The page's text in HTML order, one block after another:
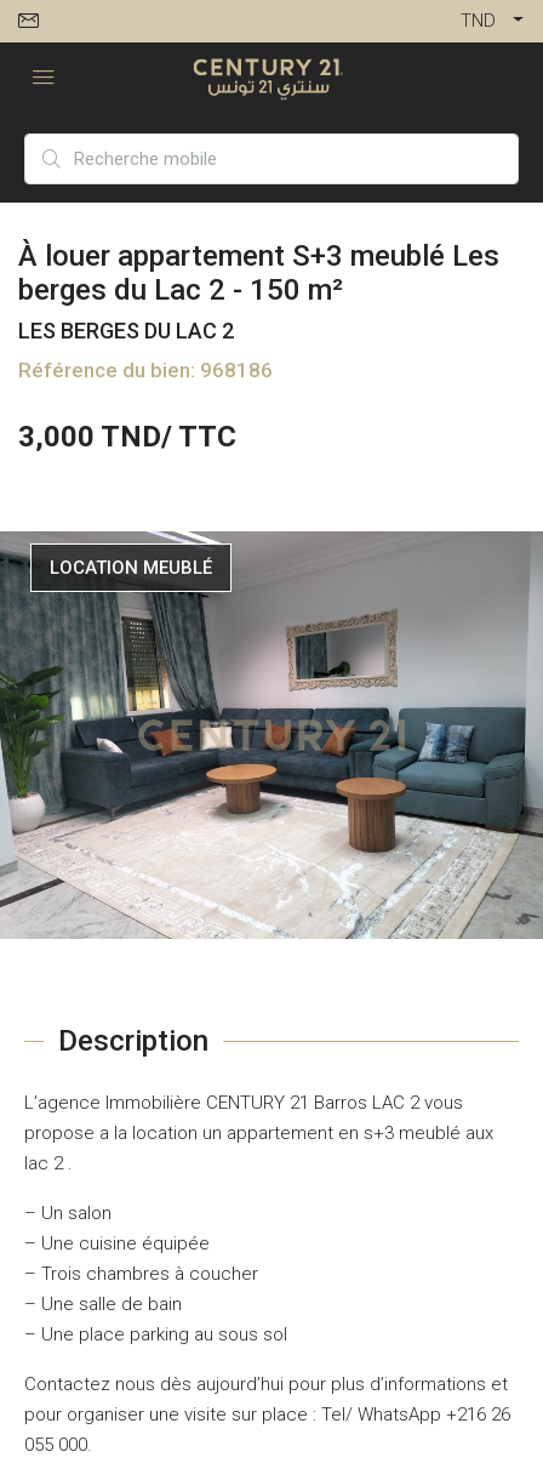
TND
À louer appartement S+3 meublé Les
berges du Lac 2 - 150 m²
LES BERGES DU LAC 2
Référence du bien: 968186
3,000 TND/ TTC
LOCATION MEUBLÉ
Description
L’agence Immobilière CENTURY 21 Barros LAC 2 vous
propose a la location un appartement en s+3 meublé aux
lac 2 .
– Un salon
– Une cuisine équipée
– Trois chambres à coucher
– Une salle de bain
– Une place parking au sous sol
Contactez nous dès aujourd’hui pour plus d’informations et
pour organiser une visite sur place : Tel/ WhatsApp +216 26
055 000.